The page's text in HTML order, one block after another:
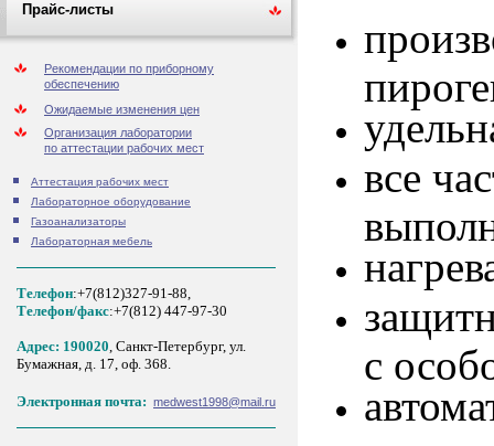
Прайс-листы
Рекомендации по приборному
обеспечению
Ожидаемые изменения цен
Организация лаборатории
по аттестации рабочих мест
Аттестация рабочих мест
Лабораторное оборудование
Газоанализаторы
Лабораторная мебель
Телефон:+7(812)327-91-88,
Tелефон/факс:+7(812) 447-97-30
Адрес: 190020, Санкт-Петербург, ул.
Бумажная, д. 17, оф. 368.
Электронная почта: medwest1998@mail.ru
все
с